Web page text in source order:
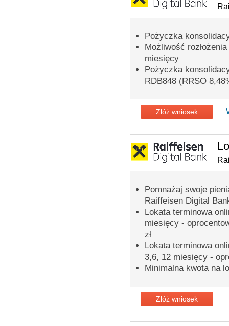
Pożyczka
Możliwość
miesięcy
Pożyczka
RDB848 (RRSO
Złóż wniosek
Pomnażaj swoje
Raiffeisen Digital
Lokata terminowa
miesięcy -
zł
Lokata terminowa
3,6, 12 miesięcy -
Minimalna kwota na
Złóż wniosek